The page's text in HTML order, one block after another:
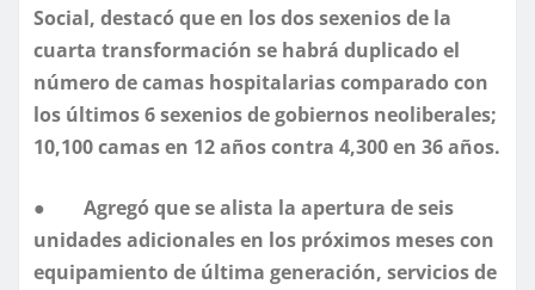
Social, destacó que en los dos sexenios de la
cuarta transformación se habrá duplicado el
número de camas hospitalarias comparado con
los últimos 6 sexenios de gobiernos neoliberales;
10,100 camas en 12 años contra 4,300 en 36 años.
● Agregó que se alista la apertura de seis
unidades adicionales en los próximos meses con
equipamiento de última generación, servicios de